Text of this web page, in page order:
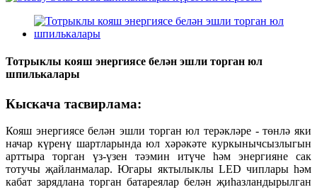
Тотрыклы кояш энергиясе белән эшли торган юл
шпилькалары
Кыскача тасвирлама:
Кояш энергиясе белән эшли торган юл терәкләре - төнлә яки
начар күренү шартларында юл хәрәкәте куркынычсызлыгын
арттыра торган үз-үзен тәэмин итүче һәм энергияне сак
тотучы җайланмалар. Югары яктылыклы LED чиплары һәм
кабат зарядлана торган батареялар белән җиһазландырылган